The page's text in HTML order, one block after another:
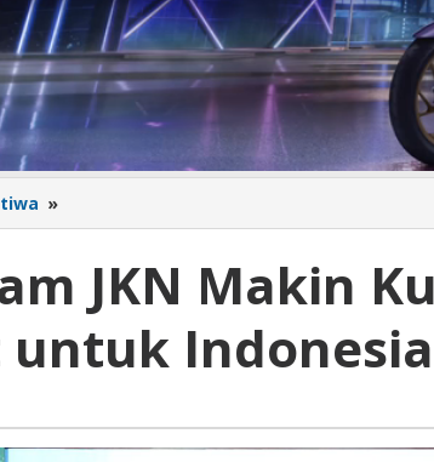
»
JKN
Kuat,
Cetak
SDM
Sehat
Hebat
JKN Makin
untuk
Gagah
Saputra